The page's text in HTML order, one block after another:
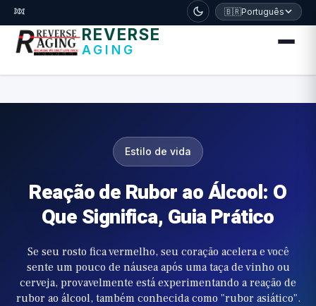
דלג לתוכן הראשי
🧬 🇧🇷Português
REVERSE
AGING
Estilo de vida
Reação de Rubor ao Álcool: O
Que Significa, Guia Prático
Se seu rosto fica vermelho, seu coração acelera e você
sente um pouco de náusea após uma taça de vinho ou
cerveja, provavelmente está experimentando a reação de
rubor ao álcool, também conhecida como "rubor asiático".